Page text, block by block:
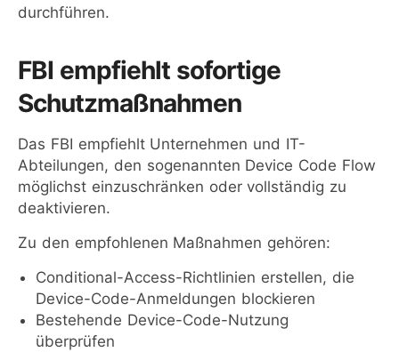
durchführen.
FBI empfiehlt sofortige
Schutzmaßnahmen
Das FBI empfiehlt Unternehmen und IT-
Abteilungen, den sogenannten Device Code Flow
möglichst einzuschränken oder vollständig zu
deaktivieren.
Zu den empfohlenen Maßnahmen gehören:
Conditional-Access-Richtlinien erstellen, die
Device-Code-Anmeldungen blockieren
Bestehende Device-Code-Nutzung
überprüfen